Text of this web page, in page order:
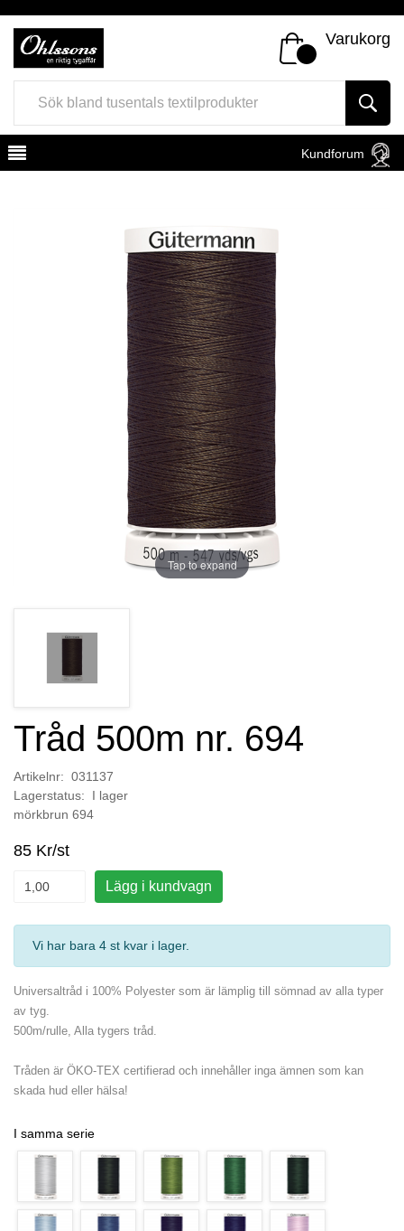
Varukorg
Kundforum
Sign In
Tap to expand
Tråd 500m nr. 694
Artikelnr: 031137
Lagerstatus: I lager
mörkbrun 694
85 Kr/st
Lägg i kundvagn
Vi har bara 4 st kvar i lager.
Universaltråd i 100% Polyester som är lämplig till sömnad av alla typer
av tyg.
500m/rulle, Alla tygers tråd.
Tråden är ÖKO-TEX certifierad och innehåller inga ämnen som kan
skada hud eller hälsa!
I samma serie